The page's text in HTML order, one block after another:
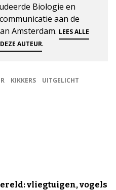
Biologie en
aan de
Amsterdam. LEES ALLE
AUTEUR.
KIKKERS
UITGELICHT
vliegtuigen, vogels